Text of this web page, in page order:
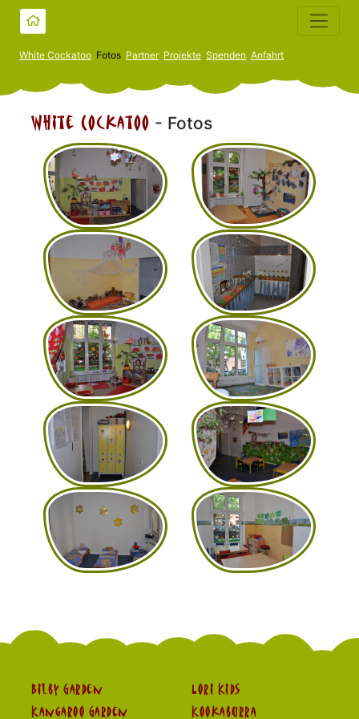
White Cockatoo Fotos Partner Projekte Spenden Anfahrt
White Cockatoo - Fotos
Bilby Garden
Kangaroo Garden
Lori Kids
Kookaburra